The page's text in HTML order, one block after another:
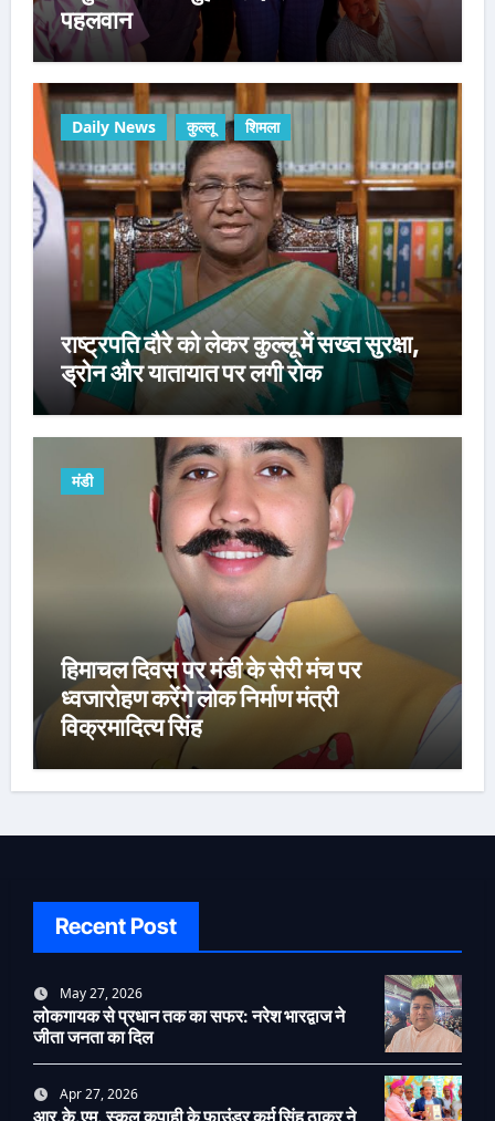
पहलवान
Daily News कुल्लू शिमला
राष्ट्रपति दौरे को लेकर कुल्लू में सख्त सुरक्षा,
ड्रोन और यातायात पर लगी रोक
मंडी
हिमाचल दिवस पर मंडी के सेरी मंच पर
ध्वजारोहण करेंगे लोक निर्माण मंत्री
विक्रमादित्य सिंह
Recent Post
May 27, 2026
लोकगायक से प्रधान तक का सफर: नरेश भारद्वाज ने
जीता जनता का दिल
Apr 27, 2026
आर.के.एम. स्कूल कपाही के फाउंडर कर्म सिंह ठाकुर ने